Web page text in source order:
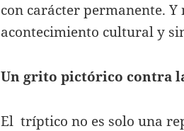
con carácter permanente. Y
acontecimiento cultural y
Un grito pictórico contra
El tríptico no es solo una